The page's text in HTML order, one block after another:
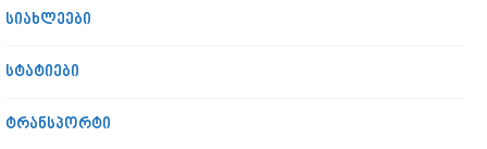
სიახლეები
სტატიები
ტრანსპორტი